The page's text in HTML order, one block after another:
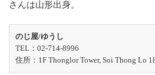
さんは山形出身。
のじ屋/ゆうし
TEL：02-714-8996
住所：1F Thonglor Tower, Soi Thong Lo